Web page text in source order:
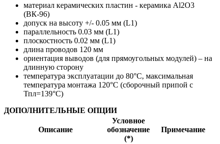
материал керамических пластин - керамика Al2O3
(ВК-96)
допуск на высоту +/- 0.05 мм (L1)
параллельность 0.03 мм (L1)
плоскостность 0.02 мм (L1)
длина проводов 120 мм
ориентация выводов (для прямоугольных модулей) – на
длинную сторону
температура эксплуатации до 80°С, максимальная
температура монтажа 120°С (сборочный припой с
Тпл=139°С)
ДОПОЛНИТЕЛЬНЫЕ ОПЦИИ
Описание
Условное
обозначение
(*)
Примечание